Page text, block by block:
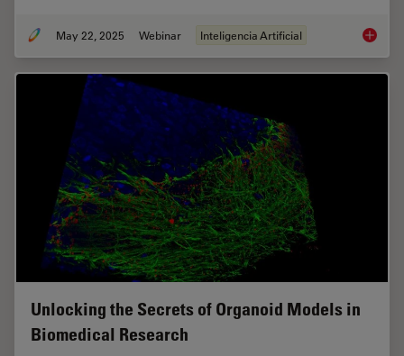
May 22, 2025 Webinar Inteligencia Artificial Get to
Unlocking the Secrets of Organoid Models in
Biomedical Research